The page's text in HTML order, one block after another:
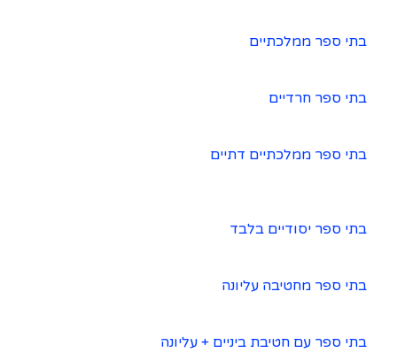
בתי ספר ממלכתיים
בתי ספר חרדיים
בתי ספר ממלכתיים דתיים
בתי ספר יסודיים בלבד
בתי ספר מחטיבה עליונה
בתי ספר עם חטיבת ביניים + עליונה